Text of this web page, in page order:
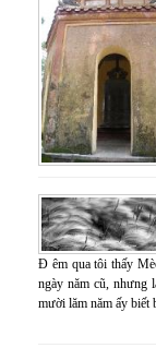
Đ êm qua tôi thấy
ngày năm cũ, nhưng
mười lăm năm ấy biết